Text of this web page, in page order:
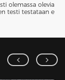
olemassa olevia
testi testataan